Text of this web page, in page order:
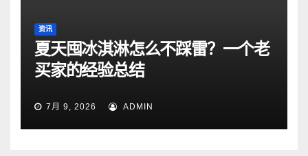
资讯
夏天囤冰淇淋怎么不踩雷？一个老
买家的经验总结
7月 9, 2026 ADMIN